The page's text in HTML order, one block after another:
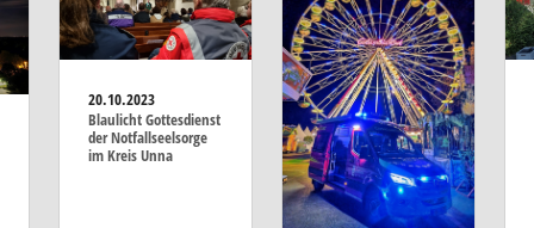
20.10.2023
Blaulicht Gottesdienst
der Notfallseelsorge
im Kreis Unna